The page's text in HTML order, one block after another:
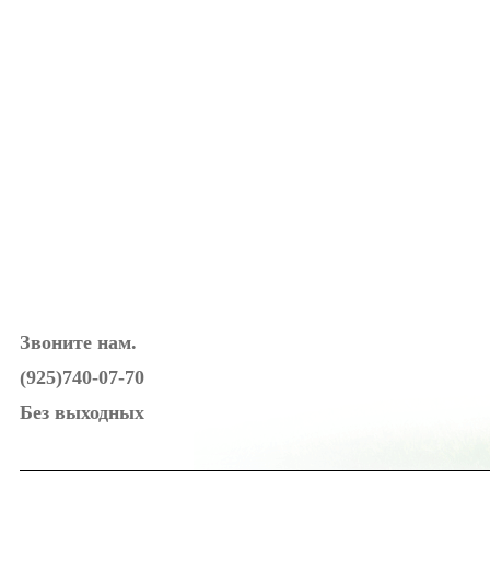
Звоните нам.
(925)740-07-70
Без выходных